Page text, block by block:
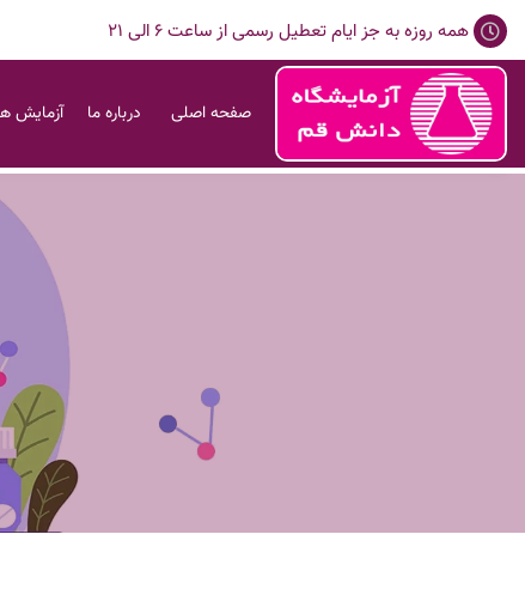
همه روزه به جز ایام تعطیل رسمی از ساعت 6 الی 21
صفحه اصلی درباره ما آزمایش